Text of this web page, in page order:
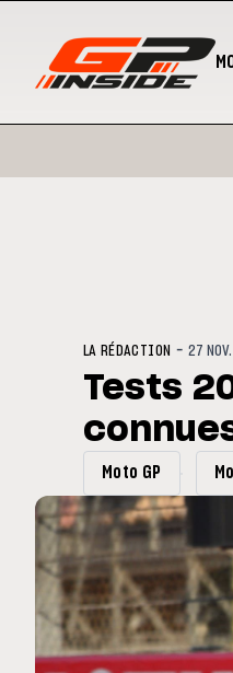
club spécial dans
LA RÉDACTION -27
Tests
Moto GP